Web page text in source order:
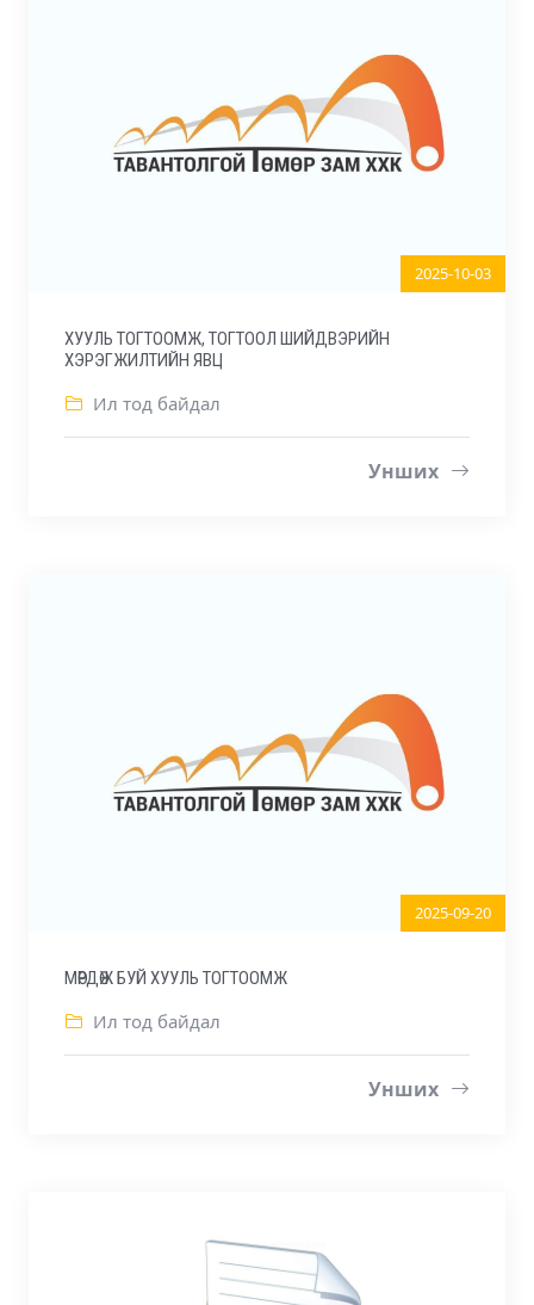
2025-10-03
ХУУЛЬ ТОГТООМЖ, ТОГТООЛ ШИЙДВЭРИЙН
ХЭРЭГЖИЛТИЙН ЯВЦ
Ил тод байдал
Унших
2025-09-20
МӨРДӨЖ БУЙ ХУУЛЬ ТОГТООМЖ
Ил тод байдал
Унших